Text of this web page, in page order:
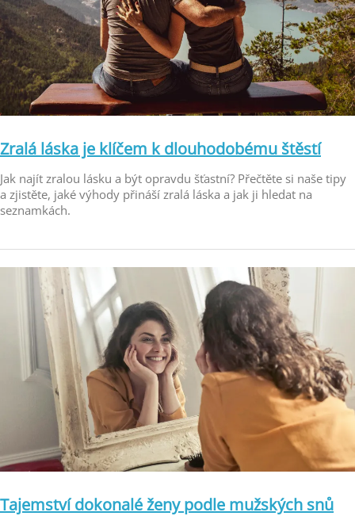
Zralá láska je klíčem k dlouhodobému štěstí
Jak najít zralou lásku a být opravdu šťastní? Přečtěte si naše tipy
a zjistěte, jaké výhody přináší zralá láska a jak ji hledat na
seznamkách.
Tajemství dokonalé ženy podle mužských snů